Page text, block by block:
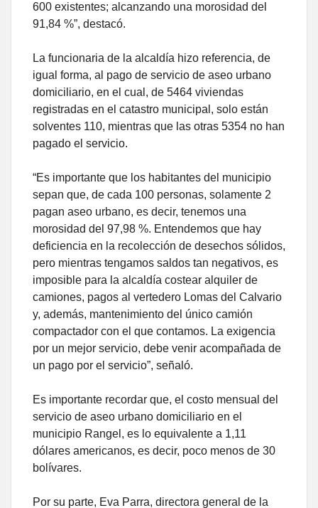
600 existentes; alcanzando una morosidad del
91,84 %”, destacó.
La funcionaria de la alcaldía hizo referencia, de
igual forma, al pago de servicio de aseo urbano
domiciliario, en el cual, de 5464 viviendas
registradas en el catastro municipal, solo están
solventes 110, mientras que las otras 5354 no han
pagado el servicio.
“Es importante que los habitantes del municipio
sepan que, de cada 100 personas, solamente 2
pagan aseo urbano, es decir, tenemos una
morosidad del 97,98 %. Entendemos que hay
deficiencia en la recolección de desechos sólidos,
pero mientras tengamos saldos tan negativos, es
imposible para la alcaldía costear alquiler de
camiones, pagos al vertedero Lomas del Calvario
y, además, mantenimiento del único camión
compactador con el que contamos. La exigencia
por un mejor servicio, debe venir acompañada de
un pago por el servicio”, señaló.
Es importante recordar que, el costo mensual del
servicio de aseo urbano domiciliario en el
municipio Rangel, es lo equivalente a 1,11
dólares americanos, es decir, poco menos de 30
bolívares.
Por su parte, Eva Parra, directora general de la